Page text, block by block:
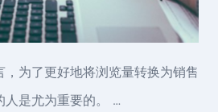
，为了更好地将浏览量转换为销售
人是尤为重要的。 …